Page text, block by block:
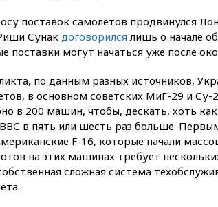
поставок самолетов продвинулся
Сунак договорился лишь о начале
поставки могут начаться уже после
по данным разных источников,
в основном советских МиГ-29 и Су-
в 200 машин, чтобы, дескать, хоть
ВВС в пять или шесть раз больше.
F-16, которые начали
на этих машинах требует
сложная система